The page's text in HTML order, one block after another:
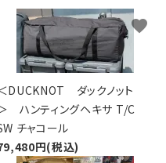
DUCKNOT ダックノット
ハンティングヘキサ T/C
チャコール
円(税込)
favorite